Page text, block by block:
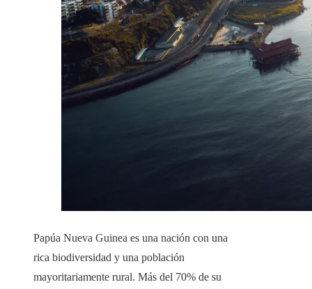
Papúa Nueva Guinea es una nación con una
rica biodiversidad y una población
mayoritariamente rural. Más del 70% de su